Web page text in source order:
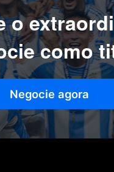
o
como
Negocie agora